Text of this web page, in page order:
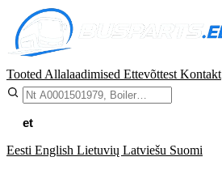
Tooted Allalaadimised Ettevõttest Kontakt
et
Eesti English Lietuvių Latviešu Suomi